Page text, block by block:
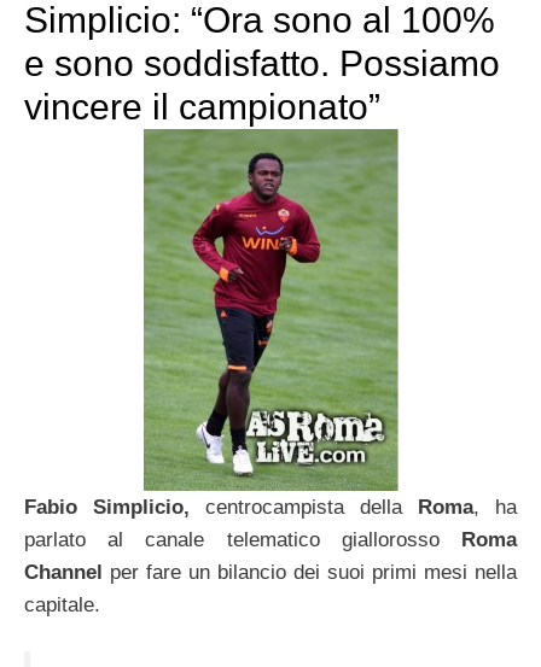
Simplicio: “Ora sono al 100%
e sono soddisfatto. Possiamo
vincere il campionato”
Fabio Simplicio, centrocampista della Roma, ha
parlato al canale telematico giallorosso Roma
Channel per fare un bilancio dei suoi primi mesi nella
capitale.